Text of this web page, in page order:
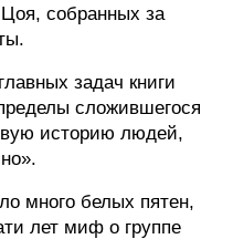
собранных за
задач книги
сложившегося
историю людей,
много белых пятен,
лет миф о группе